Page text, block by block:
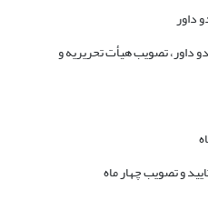
داور
داور، تصویب هیأت تحریریه و
و تصویب چهار ماه